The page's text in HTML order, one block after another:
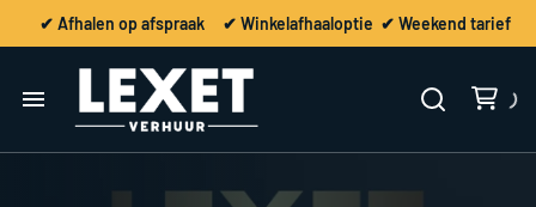
✔ Afhalen op afspraak ✔ Winkelafhaaloptie ✔ Weekend tarief
Home